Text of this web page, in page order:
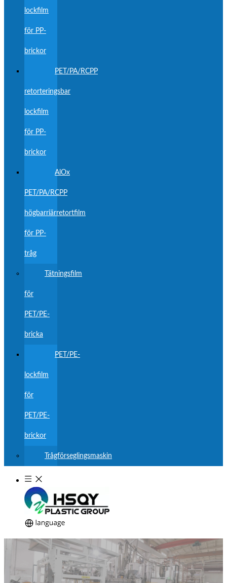
lockfilm
för PP-
brickor
PET/PA/RCPP
retorteringsbar
lockfilm
för PP-
brickor
AlOx
PET/PA/RCPP
högbarriärretortfilm
för PP-
tråg
Tätningsfilm
för
PET/PE-
bricka
PET/PE-
lockfilm
för
PET/PE-
brickor
Trågförseglingsmaskin